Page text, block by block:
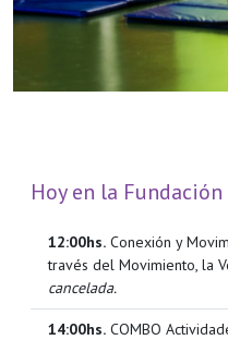
Hoy en la Fundación
12:00hs. Conexión y
través del Movimiento, la
cancelada.
14:00hs. COMBO